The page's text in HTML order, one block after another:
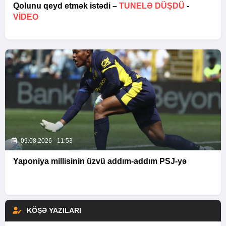
Qolunu qeyd etmək istədi – TUNELƏ DÜŞDÜ -
VİDEO
09.08.2026 - 11:53
Yaponiya millisinin üzvü addım-addım PSJ-yə
KÖŞƏ YAZILARI